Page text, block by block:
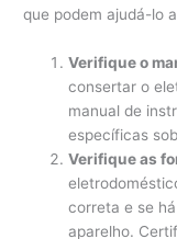
que podem ajudá-lo
Verifique o
consertar o
manual de
específicas
Verifique as
correta e se
aparelho.